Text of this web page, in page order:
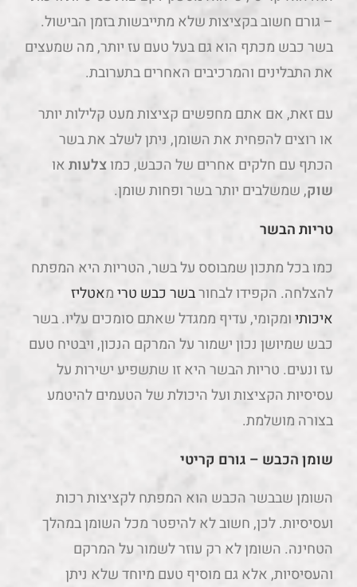
– גורם חשוב בקציצות שלא מתייבשות בזמן הבישול.
בשר כבש מכתף הוא גם בעל טעם עז יותר, מה שמעצים
את התבלינים והמרכיבים האחרים בתערובת.
עם זאת, אם אתם מחפשים קציצות מעט קלילות יותר
או רוצים להפחית את השומן, ניתן לשלב את בשר
הכתף עם חלקים אחרים של הכבש, כמוצלעותאו
שוק, שמשלבים יותר בשר ופחות שומן.
טריות הבשר
כמו בכל מתכון שמבוסס על בשר, הטריות היא המפתח
להצלחה. הקפידו לבחורבשר כבש טרימאטליז
איכותיומקומי, עדיף ממגדל שאתם סומכים עליו. בשר
כבש שמיושן נכון ישמור על המרקם הנכון, ויבטיח טעם
עז ונעים. טריות הבשר היא זו שתשפיע ישירות על
עסיסיות הקציצות ועל היכולת של הטעמים להיטמע
בצורה מושלמת.
שומן הכבש – גורם קריטי
השומן שבבשר הכבש הוא המפתח לקציצות רכות
ועסיסיות. לכן, חשוב לא להיפטר מכל השומן במהלך
הטחינה. השומן לא רק עוזר לשמור על המרקם
והעסיסיות, אלא גם מוסיף טעם מיוחד שלא ניתן